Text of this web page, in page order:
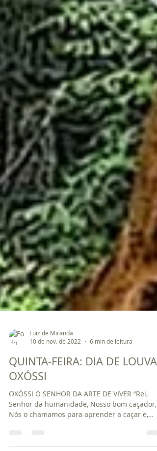
10 de nov. de 2022
6 min de leitura
QUINTA-FEIRA: DIA DE LOUVAR
OXÓSSI
OXÓSSI O SENHOR DA ARTE DE VIVER “Rei,
Acima de tudo, ir...